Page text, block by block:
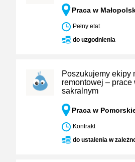
Praca w
Pełny etat
do uzgodnienia
Poszukujemy ekipy
remontowej – prace
sakralnym
Praca w
Kontrakt
do ustalenia w